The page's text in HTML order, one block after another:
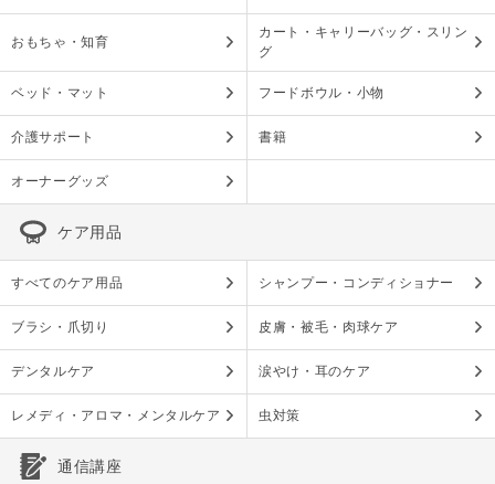
おもちゃ・知育
カート・キャリーバッグ・スリン
グ
ベッド・マット フードボウル・小物
介護サポート 書籍
オーナーグッズ
ケア用品
すべてのケア用品 シャンプー・コンディショナー
ブラシ・爪切り 皮膚・被毛・肉球ケア
デンタルケア 涙やけ・耳のケア
レメディ・アロマ・メンタルケア 虫対策
通信講座